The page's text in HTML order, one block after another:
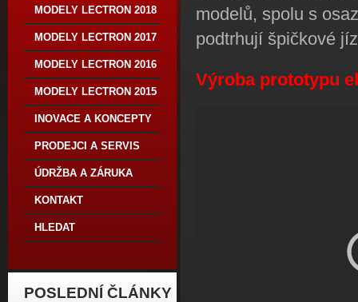
MODELY LECTRON 2018
MODELY LECTRON 2017
MODELY LECTRON 2016
MODELY LECTRON 2015
INOVACE A KONCEPTY
PRODEJCI A SERVIS
ÚDRŽBA A ZÁRUKA
KONTAKT
HLEDAT
POSLEDNÍ ČLÁNKY
modelů, spolu s
podtrhují špičkové
Výroba prototypu